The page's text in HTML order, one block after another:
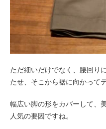
ただ細いだけでなく、腰回り
たせ、そこから裾に向かって
幅広い脚の形をカバーして、
人気の要因ですね。